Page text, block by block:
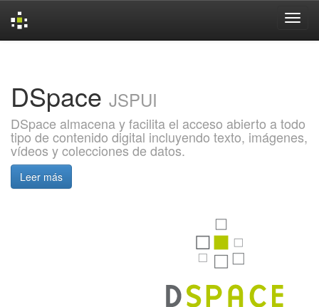
DSpace JSPUI
DSpace almacena y facilita el acceso abierto a todo
tipo de contenido digital incluyendo texto, imágenes,
vídeos y colecciones de datos.
Leer más